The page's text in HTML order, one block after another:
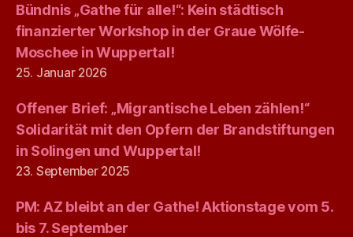
Bündnis „Gathe für alle!“: Kein städtisch
finanzierter Workshop in der Graue Wölfe-
Moschee in Wuppertal!
25. Januar 2026
Offener Brief: „Migrantische Leben zählen!“
Solidarität mit den Opfern der Brandstiftungen
in Solingen und Wuppertal!
23. September 2025
PM: AZ bleibt an der Gathe! Aktionstage vom 5.
bis 7. September